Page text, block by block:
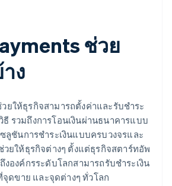
ช่วย
ง
ยให้ธุรกิจสามารถตั้งค่าและรับชำระ
ธี รวมถึงการโอนเงินผ่านธนาคารแบบ
ลูชันการชำระเงินแบบครบวงจรและ
ยให้ธุรกิจต่างๆ ตั้งแต่ธุรกิจสตาร์ทอัพ
องค์กรระดับโลกสามารถรับชำระเงิน
ดขาย และจุดต่างๆ ทั่วโลก